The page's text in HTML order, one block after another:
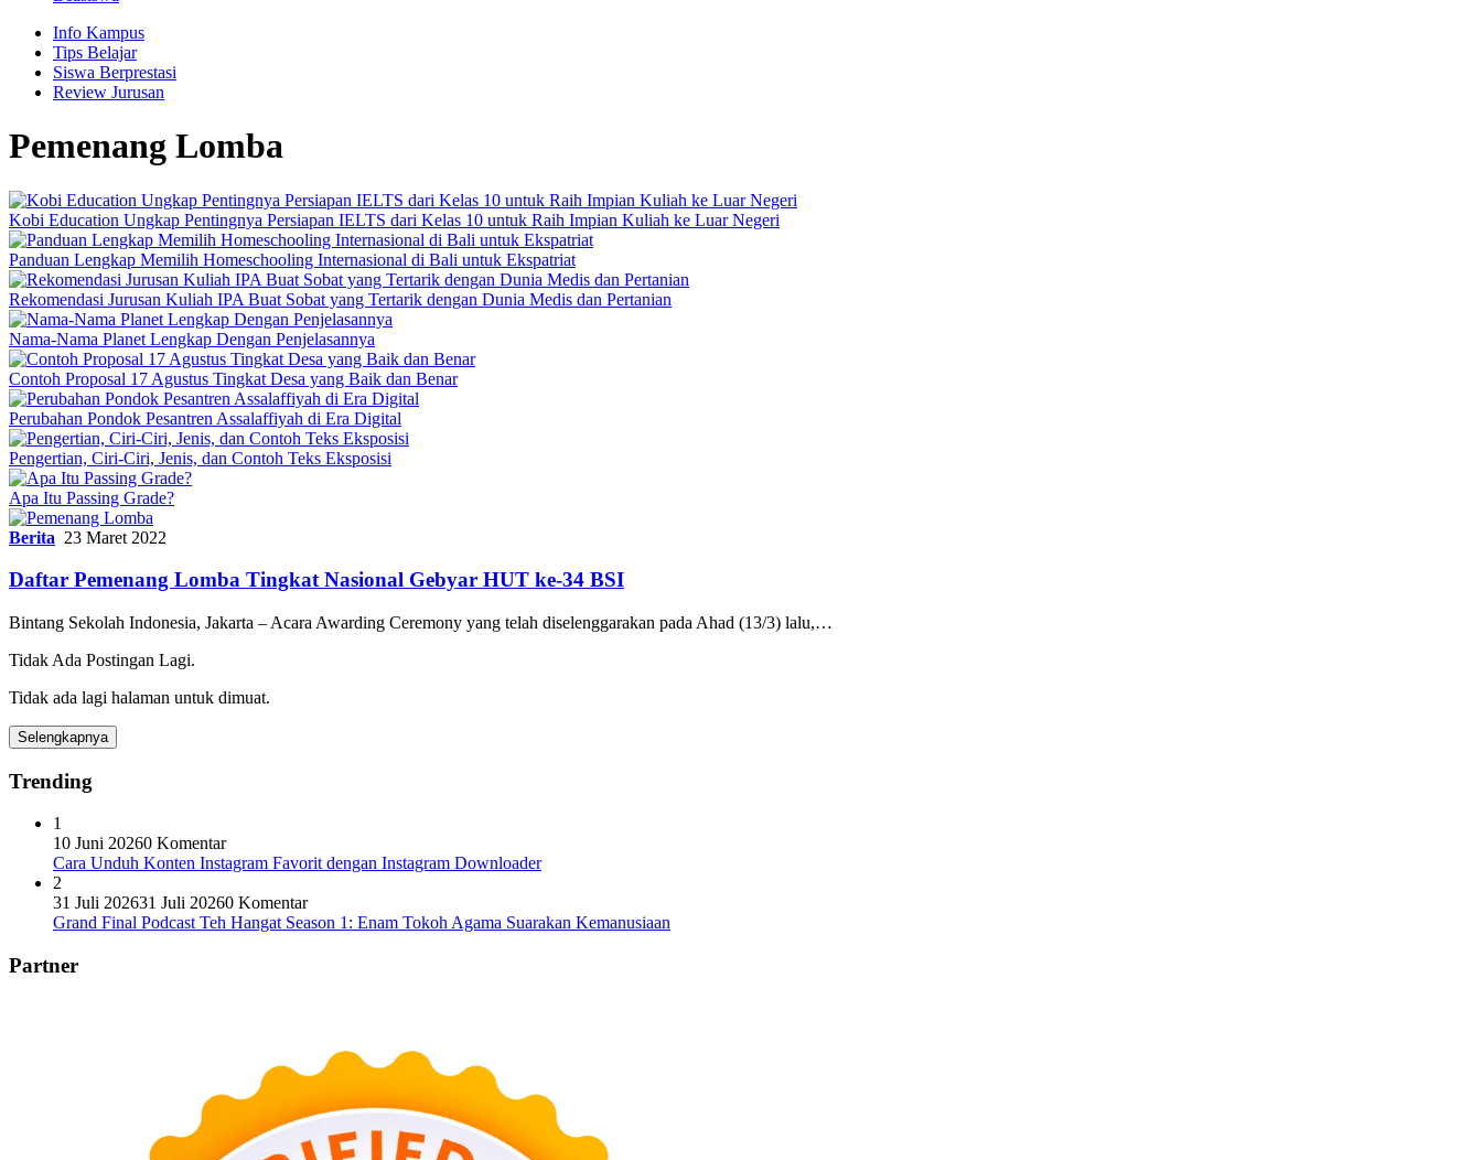
Info Kampus
Tips Belajar
Siswa Berprestasi
Review Jurusan
Pemenang Lomba
Kobi Education Ungkap Pentingnya Persiapan IELTS dari Kelas 10 untuk Raih Impian Kuliah ke Luar Negeri
Panduan Lengkap Memilih Homeschooling Internasional di Bali untuk Ekspatriat
Rekomendasi Jurusan Kuliah IPA Buat Sobat yang Tertarik dengan Dunia Medis dan Pertanian
Nama-Nama Planet Lengkap Dengan Penjelasannya
Contoh Proposal 17 Agustus Tingkat Desa yang Baik dan Benar
Perubahan Pondok Pesantren Assalaffiyah di Era Digital
Pengertian, Ciri-Ciri, Jenis, dan Contoh Teks Eksposisi
Apa Itu Passing Grade?
Berita 23 Maret 2022
Daftar Pemenang Lomba Tingkat Nasional Gebyar HUT ke-34 BSI
Bintang Sekolah Indonesia, Jakarta – Acara Awarding Ceremony yang telah diselenggarakan pada Ahad (13/3) lalu,…
Tidak Ada Postingan Lagi.
Tidak ada lagi halaman untuk dimuat.
Selengkapnya
Trending
1
10 Juni 20260 Komentar
Cara Unduh Konten Instagram Favorit dengan Instagram Downloader
2
31 Juli 202631 Juli 20260 Komentar
Grand Final Podcast Teh Hangat Season 1: Enam Tokoh Agama Suarakan Kemanusiaan
Partner